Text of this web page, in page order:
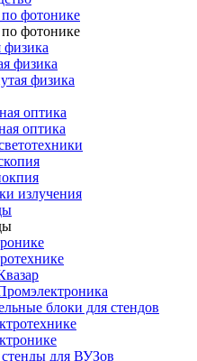
фотонике
фотонике
физика
физика
физика
оптика
оптика
излучения
блоки для стендов
для ВУЗов